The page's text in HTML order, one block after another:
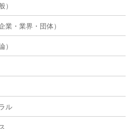
）
業・業界・団体）
）
ル